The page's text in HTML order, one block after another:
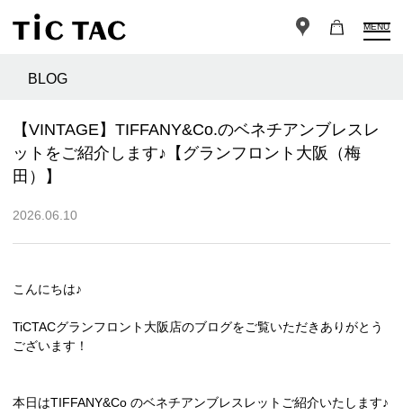
MENU
BLOG
【VINTAGE】TIFFANY&Co.のベネチアンブレスレ
ットをご紹介します♪【グランフロント大阪（梅
田）】
2026.06.10
こんにちは♪
TiCTACグランフロント大阪店のブログをご覧いただきありがとう
ございます！
本日はTIFFANY&Co のベネチアンブレスレットご紹介いたします♪